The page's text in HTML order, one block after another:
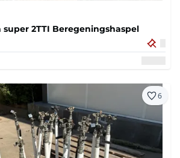
2TTI Beregeningshaspel
6